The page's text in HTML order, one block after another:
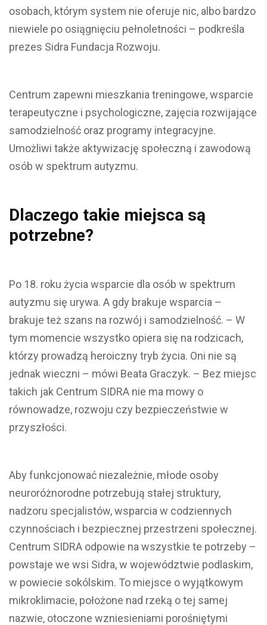
osobach, którym system nie oferuje nic, albo bardzo
niewiele po osiągnięciu pełnoletności – podkreśla
prezes Sidra Fundacja Rozwoju.
Centrum zapewni mieszkania treningowe, wsparcie
terapeutyczne i psychologiczne, zajęcia rozwijające
samodzielność oraz programy integracyjne.
Umożliwi także aktywizację społeczną i zawodową
osób w spektrum autyzmu.
Dlaczego takie miejsca są
potrzebne?
Po 18. roku życia wsparcie dla osób w spektrum
autyzmu się urywa. A gdy brakuje wsparcia –
brakuje też szans na rozwój i samodzielność. – W
tym momencie wszystko opiera się na rodzicach,
którzy prowadzą heroiczny tryb życia. Oni nie są
jednak wieczni – mówi Beata Graczyk. – Bez miejsc
takich jak Centrum SIDRA nie ma mowy o
równowadze, rozwoju czy bezpieczeństwie w
przyszłości.
Aby funkcjonować niezależnie, młode osoby
neuroróżnorodne potrzebują stałej struktury,
nadzoru specjalistów, wsparcia w codziennych
czynnościach i bezpiecznej przestrzeni społecznej.
Centrum SIDRA odpowie na wszystkie te potrzeby –
powstaje we wsi Sidra, w województwie podlaskim,
w powiecie sokólskim. To miejsce o wyjątkowym
mikroklimacie, położone nad rzeką o tej samej
nazwie, otoczone wzniesieniami porośniętymi